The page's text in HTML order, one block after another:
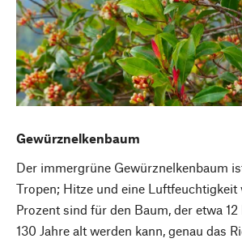
Gewürznelkenbaum
Der immergrüne Gewürznelkenbaum
Tropen; Hitze und eine Luftfeuchtigkeit
Prozent sind für den Baum, der etwa
130 Jahre alt werden kann, genau das